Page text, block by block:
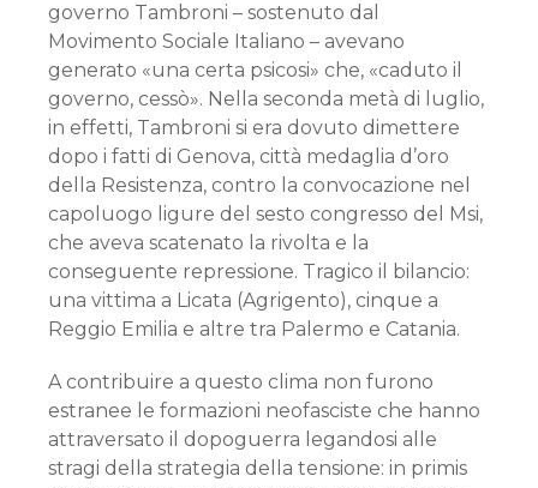
governo Tambroni – sostenuto dal
Movimento Sociale Italiano – avevano
generato «una certa psicosi» che, «caduto il
governo, cessò». Nella seconda metà di luglio,
in effetti, Tambroni si era dovuto dimettere
dopo i fatti di Genova, città medaglia d’oro
della Resistenza, contro la convocazione nel
capoluogo ligure del sesto congresso del Msi,
che aveva scatenato la rivolta e la
conseguente repressione. Tragico il bilancio:
una vittima a Licata (Agrigento), cinque a
Reggio Emilia e altre tra Palermo e Catania.
A contribuire a questo clima non furono
estranee le formazioni neofasciste che hanno
attraversato il dopoguerra legandosi alle
stragi della strategia della tensione: in primis